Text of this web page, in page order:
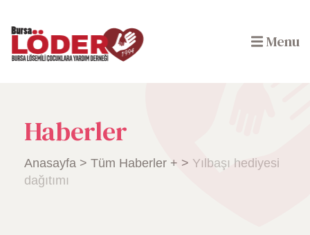
Menu
Haberler
Anasayfa > Tüm Haberler + > Yılbaşı hediyesi
dağıtımı